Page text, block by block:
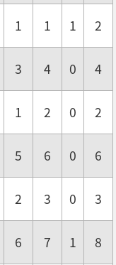
1 1 1
2
3 4 0
4
1 2 0
2
5 6 0
6
2 3 0
3
6 7 1
8